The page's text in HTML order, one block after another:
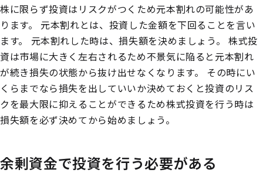
株に限らず投資はリスクがつくため元本割れの可能性があ
ります。
元本割れとは、投資した金額を下回ることを言い
ます。
元本割れした時は、損失額を決めましょう。
株式投
資は市場に大きく左右されるため不景気に陥ると元本割れ
が続き損失の状態から抜け出せなくなります。
その時にい
くらまでなら損失を出していいか決めておくと投資のリス
クを最大限に抑えることができるため株式投資を行う時は
損失額を必ず決めてから始めましょう。
余剰資金で投資を行う必要がある